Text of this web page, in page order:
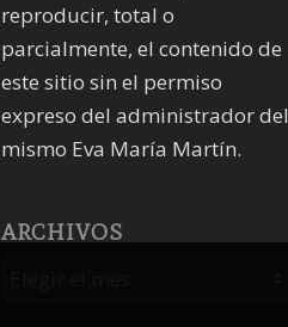
reproducir, total o
parcialmente, el contenido de
este sitio sin el permiso
expreso del administrador del
mismo Eva María Martín.
ARCHIVOS